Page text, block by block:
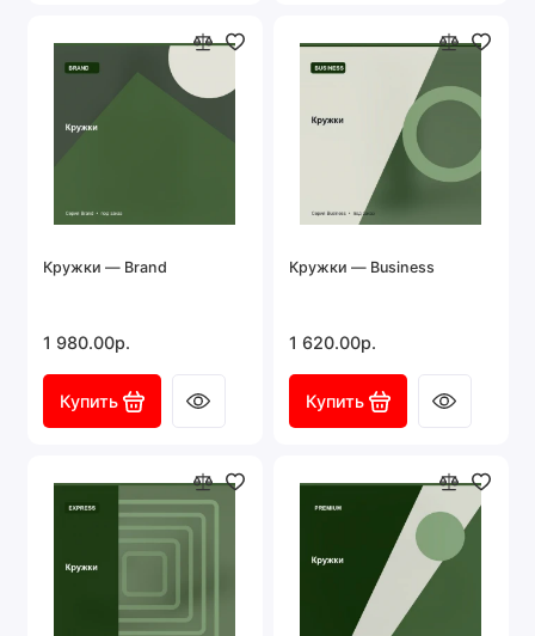
Кружки — Brand
1 980.00р.
Купить
Кружки — Business
1 620.00р.
Купить